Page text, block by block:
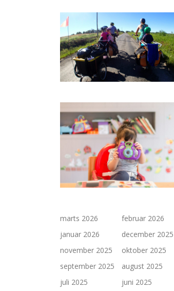
marts 2026
februar 2026
januar 2026
december 2025
november 2025
oktober 2025
september 2025
august 2025
juli 2025
juni 2025